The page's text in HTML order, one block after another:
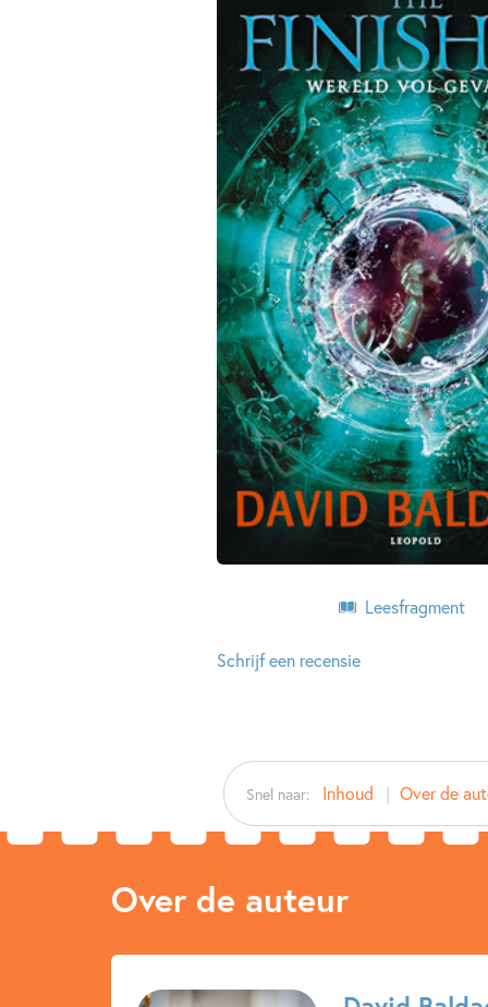
Leesfragment
Schrijf een recensie
Snel naar: Inhoud Over de
Over de auteur